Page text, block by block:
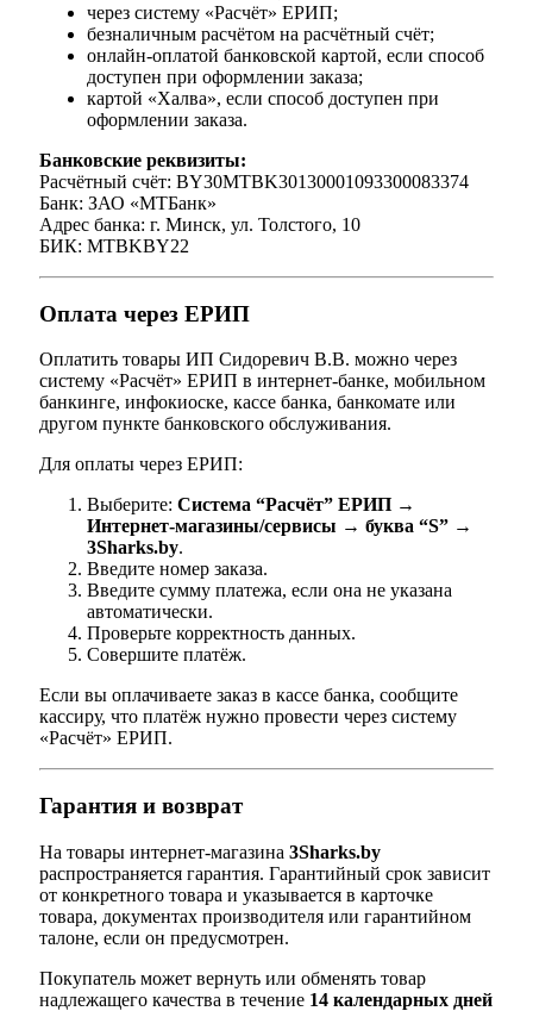
через систему «Расчёт» ЕРИП;
безналичным расчётом на расчётный счёт;
онлайн-оплатой банковской картой, если способ
доступен при оформлении заказа;
картой «Халва», если способ доступен при
оформлении заказа.
Банковские реквизиты:
Расчётный счёт: BY30MTBK30130001093300083374
Банк: ЗАО «МТБанк»
Адрес банка: г. Минск, ул. Толстого, 10
БИК: MTBKBY22
Оплата через ЕРИП
Оплатить товары ИП Сидоревич В.В. можно через
систему «Расчёт» ЕРИП в интернет-банке, мобильном
банкинге, инфокиоске, кассе банка, банкомате или
другом пункте банковского обслуживания.
Для оплаты через ЕРИП:
Выберите: Система “Расчёт” ЕРИП →
Интернет-магазины/сервисы → буква “S” →
3Sharks.by.
Введите номер заказа.
Введите сумму платежа, если она не указана
автоматически.
Проверьте корректность данных.
Совершите платёж.
Если вы оплачиваете заказ в кассе банка, сообщите
кассиру, что платёж нужно провести через систему
«Расчёт» ЕРИП.
Гарантия и возврат
На товары интернет-магазина 3Sharks.by
распространяется гарантия. Гарантийный срок зависит
от конкретного товара и указывается в карточке
товара, документах производителя или гарантийном
талоне, если он предусмотрен.
Покупатель может вернуть или обменять товар
надлежащего качества в течение 14 календарных дней